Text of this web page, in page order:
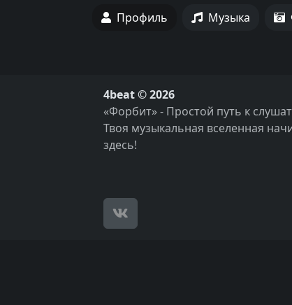
Профиль Музыка
4beat © 2026
«Форбит» - Простой путь к
Твоя музыкальная вселенная
здесь!